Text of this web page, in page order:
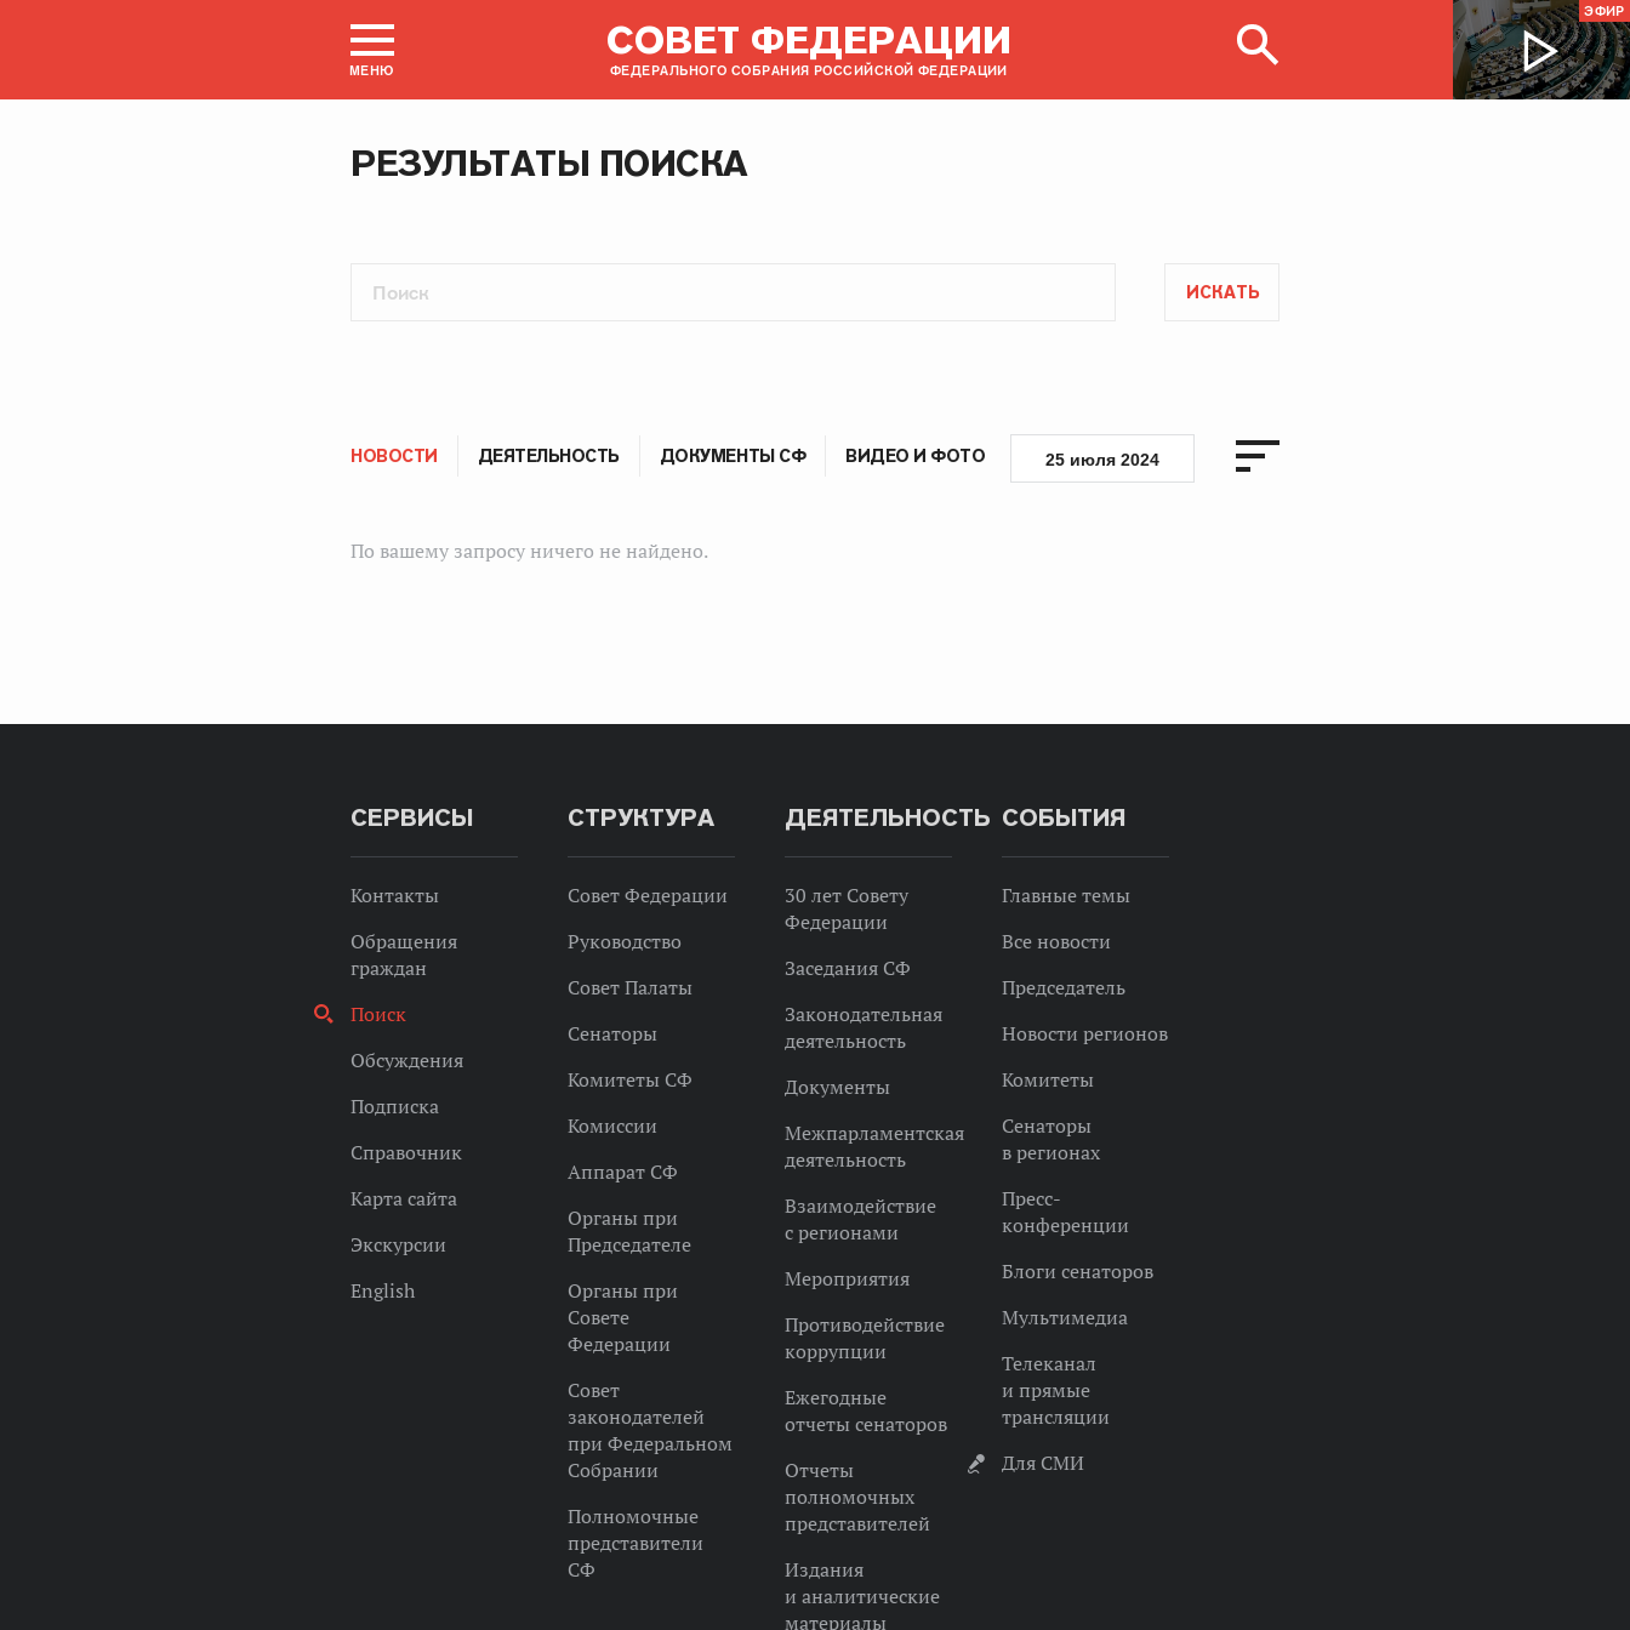
МЕНЮ
СОВЕТ ФЕДЕРАЦИИ
ФЕДЕРАЛЬНОГО СОБРАНИЯ РОССИЙСКОЙ ФЕДЕРАЦИИ
ЭФИР
РЕЗУЛЬТАТЫ ПОИСКА
ИСКАТЬ
НОВОСТИ ДЕЯТЕЛЬНОСТЬ ДОКУМЕНТЫ СФ ВИДЕО И ФОТО 25 июля 2024
По вашему запросу ничего не найдено.
СЕРВИСЫ
Контакты
Обращения
граждан
Поиск
Обсуждения
Подписка
Справочник
Карта сайта
Экскурсии
English
СТРУКТУРА
Совет Федерации
Руководство
Совет Палаты
Сенаторы
Комитеты СФ
Комиссии
Аппарат СФ
Органы при
Председателе
Органы при
Совете
Федерации
Совет
законодателей
при Федеральном
Собрании
Полномочные
представители
СФ
ДЕЯТЕЛЬНОСТЬ
30 лет Совету
Федерации
Заседания СФ
Законодательная
деятельность
Документы
Межпарламентская
деятельность
Взаимодействие
с регионами
Мероприятия
Противодействие
коррупции
Ежегодные
отчеты сенаторов
Отчеты
полномочных
представителей
Издания
и аналитические
материалы
СОБЫТИЯ
Главные темы
Все новости
Председатель
Новости регионов
Комитеты
Сенаторы
в регионах
Пресс-
конференции
Блоги сенаторов
Мультимедиа
Телеканал
и прямые
трансляции
Для СМИ